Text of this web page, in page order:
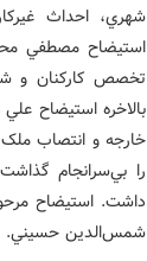
شهري، احداث
استيضاح مصطفي
تخصص کارکنان و
بالاخره استيضاح
خارجه و انتصاب ملک
را بي‌سرانجام
داشت. استيضاح
شمس‌الدين حسيني.